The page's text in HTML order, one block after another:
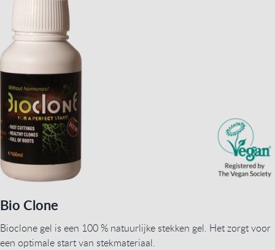
Bio Clone
Bioclone gel is een 100 % natuurlijke stekken gel. Het zorgt voor
een optimale start van stekmateriaal.